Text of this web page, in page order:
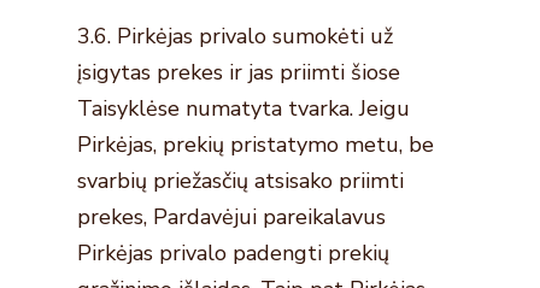
3.6. Pirkėjas privalo sumokėti už
įsigytas prekes ir jas priimti šiose
Taisyklėse numatyta tvarka. Jeigu
Pirkėjas, prekių pristatymo metu, be
svarbių priežasčių atsisako priimti
prekes, Pardavėjui pareikalavus
Pirkėjas privalo padengti prekių